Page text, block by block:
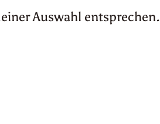
Auswahl entsprechen.